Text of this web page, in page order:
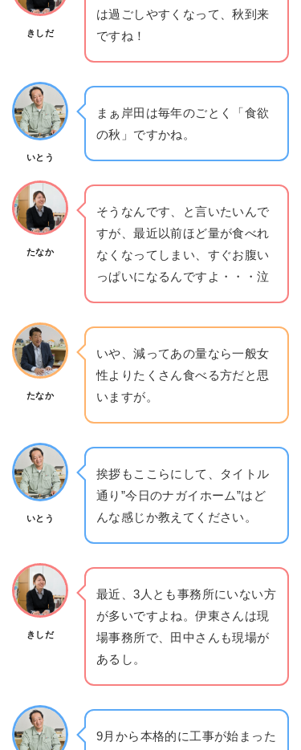
きしだ
は過ごしやすくなって、秋到来
ですね！
いとう
まぁ岸田は毎年のごとく「食欲
の秋」ですかね。
たなか
そうなんです、と言いたいんで
すが、最近以前ほど量が食べれ
なくなってしまい、すぐお腹い
っぱいになるんですよ・・・泣
たなか
いや、減ってあの量なら一般女
性よりたくさん食べる方だと思
いますが。
いとう
挨拶もここらにして、タイトル
通り”今日のナガイホーム”はど
んな感じか教えてください。
きしだ
最近、3人とも事務所にいない方
が多いですよね。伊東さんは現
場事務所で、田中さんも現場が
あるし。
9月から本格的に工事が始まった